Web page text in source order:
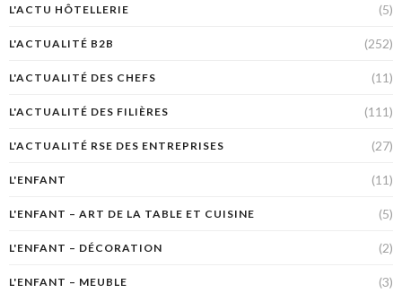
L'ACTU HÔTELLERIE (5)
L'ACTUALITÉ B2B (252)
L'ACTUALITÉ DES CHEFS (11)
L'ACTUALITÉ DES FILIÈRES (111)
L'ACTUALITÉ RSE DES ENTREPRISES (27)
L'ENFANT (11)
L'ENFANT – ART DE LA TABLE ET CUISINE (5)
L'ENFANT – DÉCORATION (2)
L'ENFANT – MEUBLE (3)